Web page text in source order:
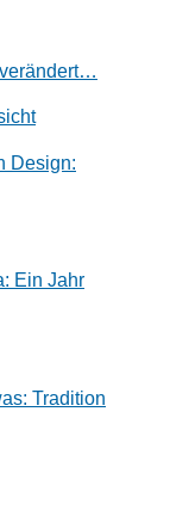
Design:
Ein Jahr
Tradition